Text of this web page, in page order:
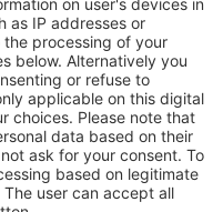
gratuită de anulare.
pentru utilizatorii